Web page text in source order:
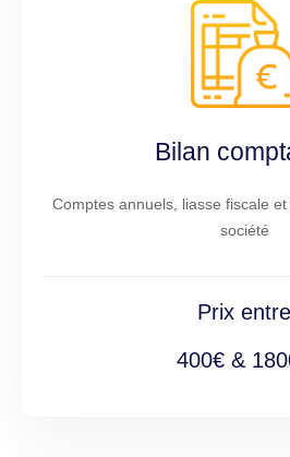
Bilan
Comptes annuels, liasse fiscale
société
Prix entre
400€ &